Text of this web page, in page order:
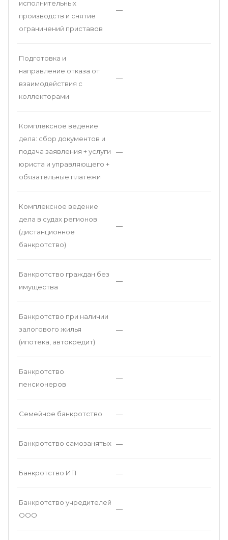
исполнительных
производств и снятие
ограничений приставов
—
Подготовка и
направление отказа от
взаимодействия с
коллекторами
—
Комплексное ведение
дела: сбор документов и
подача заявления + услуги
юриста и управляющего +
обязательные платежи
—
Комплексное ведение
дела в судах регионов
(дистанционное
банкротство)
—
Банкротство граждан без
имущества
—
Банкротство при наличии
залогового жилья
(ипотека, автокредит)
—
Банкротство
пенсионеров
—
Семейное банкротство —
Банкротство самозанятых —
Банкротство ИП —
Банкротство учредителей
ООО
—